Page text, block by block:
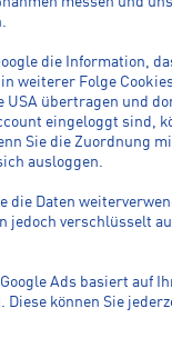
die Information,
weiterer Folge
USA übertragen und
eingeloggt sind,
Sie die Zuordnung
ausloggen.
die Daten
jedoch verschlüsselt
Ads basiert auf
Diese können Sie